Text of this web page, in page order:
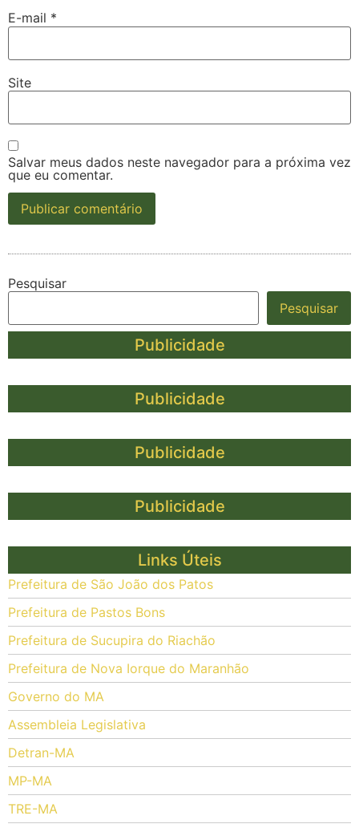
E-mail *
Site
Salvar meus dados neste navegador para a próxima vez
que eu comentar.
Pesquisar
Pesquisar
Publicidade
Publicidade
Publicidade
Publicidade
Links Úteis
Prefeitura de São João dos Patos
Prefeitura de Pastos Bons
Prefeitura de Sucupira do Riachão
Prefeitura de Nova Iorque do Maranhão
Governo do MA
Assembleia Legislativa
Detran-MA
MP-MA
TRE-MA